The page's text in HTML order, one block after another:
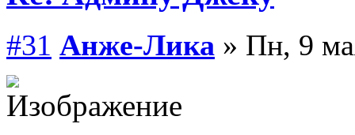
#31 Анже-Лика » Пн, 9